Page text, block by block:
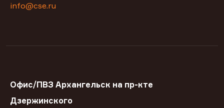
info@cse.ru
Офис/ПВЗ Архангельск на пр-кте
Дзержинского